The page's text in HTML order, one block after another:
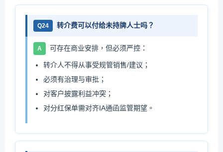
Q24 转介费可以付给未持牌人士吗？
A 可存在商业安排，但必须严控：
转介人不得从事受规管销售/建议；
必须有治理与审批；
对客户披露利益冲突；
对分红保单需对齐IA通函监管期望。